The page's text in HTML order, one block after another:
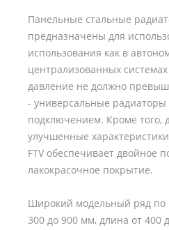
Панельные стальные
предназначены для
использования как в
централизованных
давление не должно
- универсальные
подключением. Кроме того,
улучшенные
FTV обеспечивает двойное
лакокрасочное покрытие.
Широкий модельный ряд по
300 до 900 мм, длина от 400